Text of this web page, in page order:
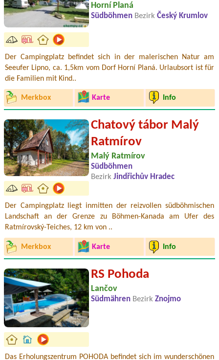
Horní Planá
Südböhmen Bezirk Český Krumlov
Der Campingplatz befindet sich in der malerischen Natur am
Seeufer Lipno, ca. 1,5km vom Dorf Horní Planá. Urlaubsort ist für
die Familien mit Kind..
Merkbox Karte Info
Chatový tábor Malý
Ratmírov
Malý Ratmírov
Südböhmen
Bezirk Jindřichův Hradec
Der Campingplatz liegt inmitten der reizvollen südböhmischen
Landschaft an der Grenze zu Böhmen-Kanada am Ufer des
Ratmírovský-Teiches, 12 km von ..
Merkbox Karte Info
RS Pohoda
Lančov
Südmähren Bezirk Znojmo
Das Erholungszentrum POHODA befindet sich im wunderschönen